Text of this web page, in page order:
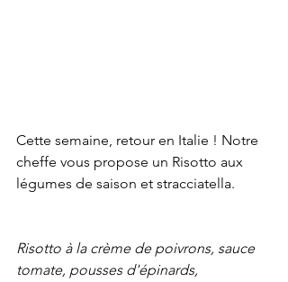
Cette semaine, retour en Italie ! Notre
cheffe vous propose un Risotto aux
légumes de saison et stracciatella.
Risotto à la crème de poivrons, sauce
tomate, pousses d'épinards,